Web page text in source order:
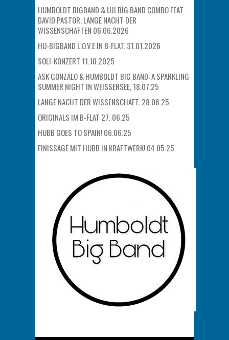
HUMBOLDT BIGBAND & UJI BIG BAND COMBO FEAT.
DAVID PASTOR. LANGE NACHT DER
WISSENSCHAFTEN 06.06.2026
HU-BIGBAND L.O.V.E IN B-FLAT. 31.01.2026
SOLI-KONZERT 11.10.2025
ASK GONZALO & HUMBOLDT BIG BAND: A SPARKLING
SUMMER NIGHT IN WEISSENSEE, 18.07.25
LANGE NACHT DER WISSENSCHAFT. 28.06.25
ORIGINALS IM B-FLAT 27. 06.25
HUBB GOES TO SPAIN! 06.06.25
FINISSAGE MIT HUBB IN KRAFTWERK! 04.05.25